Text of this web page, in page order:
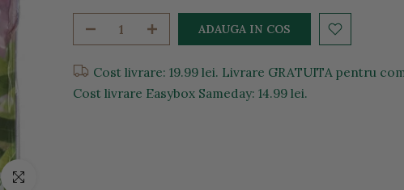
Click pentru a mari
ADAUGA IN COS
Cost livrare: 19.99 lei. Livrare GRATUITA pentru
Cost livrare Easybox Sameday: 14.99 lei.